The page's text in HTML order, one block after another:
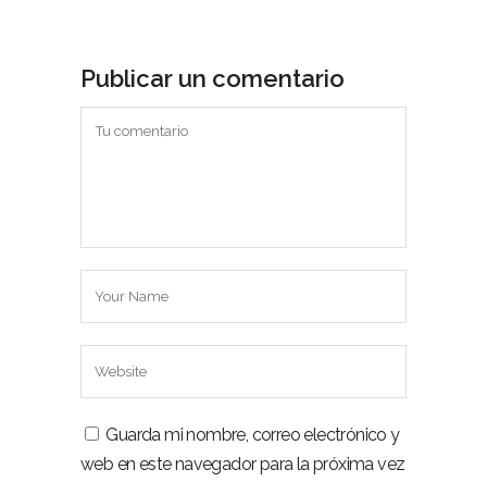
Publicar un comentario
Guarda mi nombre, correo electrónico y
web en este navegador para la próxima vez